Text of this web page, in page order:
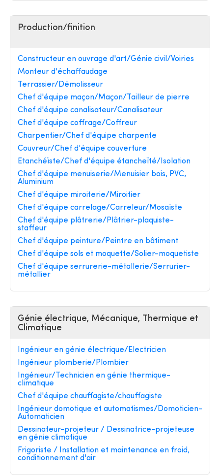
Production/finition
Constructeur en ouvrage d'art/Génie civil/Voiries
Monteur d'échaffaudage
Terrassier/Démolisseur
Chef d'équipe maçon/Maçon/Tailleur de pierre
Chef d'équipe canalisateur/Canalisateur
Chef d'équipe coffrage/Coffreur
Charpentier/Chef d'équipe charpente
Couvreur/Chef d'équipe couverture
Etanchéïste/Chef d'équipe étancheïté/Isolation
Chef d'équipe menuiserie/Menuisier bois, PVC,
Aluminium
Chef d'équipe miroiterie/Miroitier
Chef d'équipe carrelage/Carreleur/Mosaïste
Chef d'équipe plâtrerie/Plâtrier-plaquiste-
staffeur
Chef d'équipe peinture/Peintre en bâtiment
Chef d'équipe sols et moquette/Solier-moquetiste
Chef d'équipe serrurerie-métallerie/Serrurier-
métallier
Génie électrique, Mécanique, Thermique et
Climatique
Ingénieur en génie électrique/Electricien
Ingénieur plomberie/Plombier
Ingénieur/Technicien en génie thermique-
climatique
Chef d'équipe chauffagiste/chauffagiste
Ingénieur domotique et automatismes/Domoticien-
Automaticien
Dessinateur-projeteur / Dessinatrice-projeteuse
en génie climatique
Frigoriste / Installation et maintenance en froid,
conditionnement d'air